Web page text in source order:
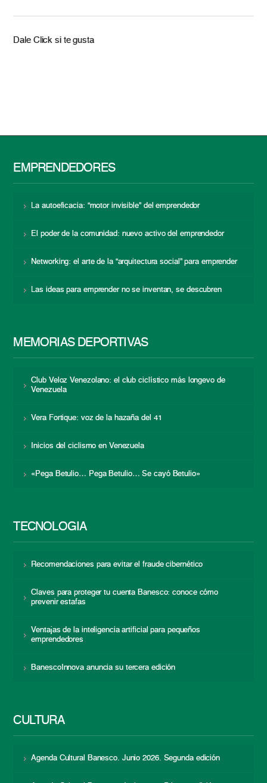
Dale Click si te gusta
EMPRENDEDORES
La autoeficacia: “motor invisible” del emprendedor
El poder de la comunidad: nuevo activo del emprendedor
Networking: el arte de la “arquitectura social” para emprender
Las ideas para emprender no se inventan, se descubren
MEMORIAS DEPORTIVAS
Club Veloz Venezolano: el club ciclístico más longevo de
Venezuela
Vera Fortique: voz de la hazaña del 41
Inicios del ciclismo en Venezuela
«Pega Betulio… Pega Betulio… Se cayó Betulio»
TECNOLOGÍA
Recomendaciones para evitar el fraude cibernético
Claves para proteger tu cuenta Banesco: conoce cómo
prevenir estafas
Ventajas de la inteligencia artificial para pequeños
emprendedores
BanescoInnova anuncia su tercera edición
CULTURA
Agenda Cultural Banesco. Junio 2026. Segunda edición